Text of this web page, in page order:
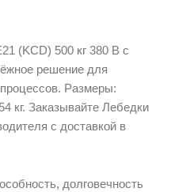
(KCD) 500 кг 380 В с
решение для
Размеры:
кг. Заказывайте Лебедки
с доставкой в
долговечность